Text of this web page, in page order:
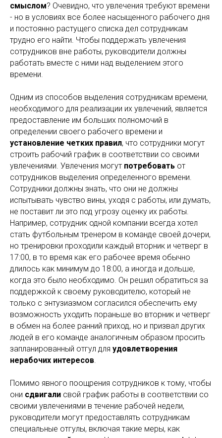
смыслом? Очевидно, что увлечения требуют времени
- но в условиях все более насыщенного рабочего дня
и постоянно растущего списка дел сотрудникам
трудно его найти. Чтобы поддержать увлечения
сотрудников вне работы, руководители должны
работать вместе с ними над выделением этого
времени.
Одним из способов выделения сотрудникам времени,
необходимого для реализации их увлечений, является
предоставление им больших полномочий в
определении своего рабочего времени и
установление четких правил, что сотрудники могут
строить рабочий график в соответствии со своими
увлечениями. Увлечения могут потребовать от
сотрудников выделения определенного времени.
Сотрудники должны знать, что они не должны
испытывать чувство вины, уходя с работы, или думать,
не поставит ли это под угрозу оценку их работы.
Например, сотрудник одной компании всегда хотел
стать футбольным тренером в команде своей дочери,
но тренировки проходили каждый вторник и четверг в
17:00, в то время как его рабочее время обычно
длилось как минимум до 18:00, а иногда и дольше,
когда это было необходимо. Он решил обратиться за
поддержкой к своему руководителю, который не
только с энтузиазмом согласился обеспечить ему
возможность уходить пораньше во вторник и четверг
в обмен на более ранний приход, но и призвал других
людей в его команде аналогичным образом просить
запланированный отгул для удовлетворения
нерабочих интересов.
Помимо явного поощрения сотрудников к тому, чтобы
они сдвигали свой график работы в соответствии со
своими увлечениями в течение рабочей недели,
руководители могут предоставлять сотрудникам
специальные отгулы, включая такие меры, как